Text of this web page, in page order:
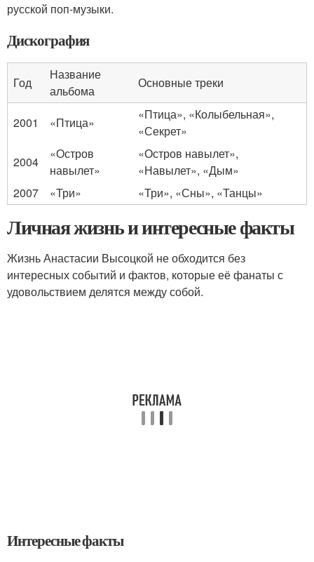
русской поп-музыки.
Дискография
Год
Название
альбома
Основные треки
2001 «Птица»
«Птица», «Колыбельная»,
«Секрет»
2004
«Остров
навылет»
«Остров навылет»,
«Навылет», «Дым»
2007
«Три» «Три», «Сны», «Танцы»
Личная жизнь и интересные факты
Жизнь Анастасии Высоцкой не обходится без
интересных событий и фактов, которые её фанаты с
удовольствием делятся между собой.
Интересные факты